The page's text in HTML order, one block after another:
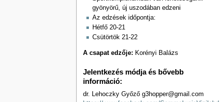
gyönyörű, új uszodában edzeni
Az edzések időpontja:
Hétfő 20-21
Csütörtök 21-22
A csapat edzője: Korényi Balázs
Jelentkezés módja és bővebb
információ:
dr. Lehoczky Győző g3hopper@gmail.com